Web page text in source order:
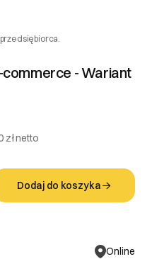
commerce - Wariant
zł netto
Online
Dodaj do koszyka